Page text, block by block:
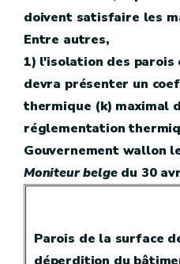
doivent satisfaire les
Entre autres,
1) l'isolation des parois
devra présenter un
thermique (k) maximal
réglementation
Gouvernement wallon
Moniteur belgedu 30
Parois de la surface